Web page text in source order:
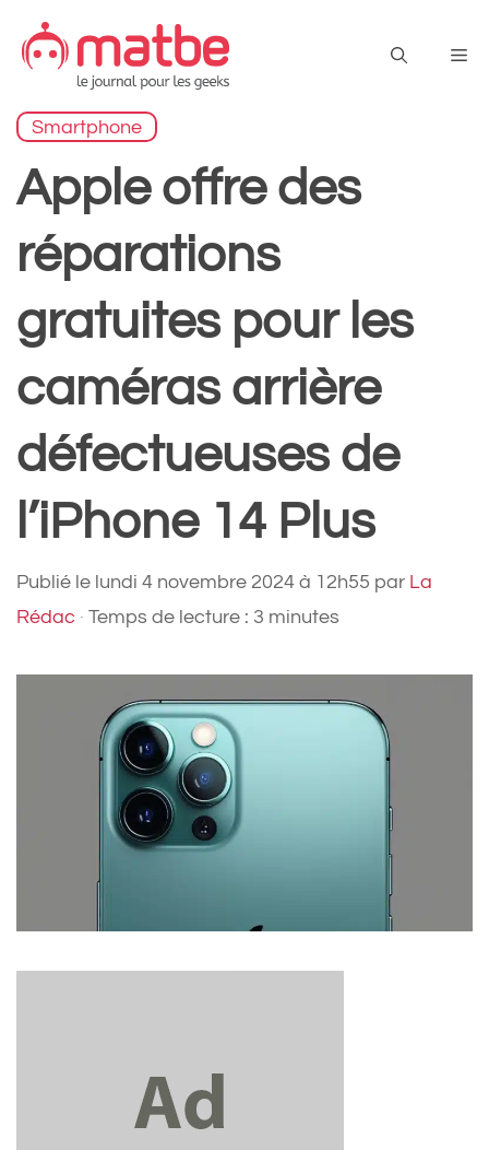
contenu
Smartphone
Apple offre des
réparations
gratuites pour les
caméras arrière
défectueuses de
l’iPhone 14 Plus
Publié le lundi 4 novembre 2024 à 12h55 par La
Rédac · Temps de lecture : 3 minutes